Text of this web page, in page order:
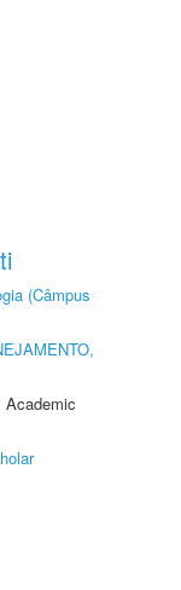
(Câmpus
Academic